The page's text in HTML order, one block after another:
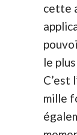
cette
le
C’est
mille